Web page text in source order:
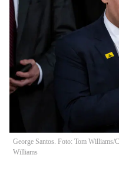
George Santos. Foto: Tom
Williams